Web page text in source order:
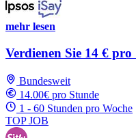
mehr lesen
Verdienen Sie 14 €
Bundesweit
14.00€ pro Stunde
1 - 60 Stunden pro Woche
TOP JOB